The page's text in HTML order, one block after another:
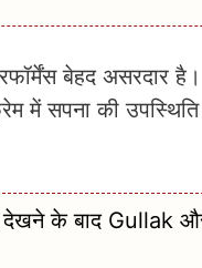
बेहद असरदार
में सपना की
के बाद Gullak